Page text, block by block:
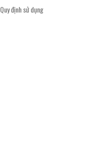
Quy định sử dụng